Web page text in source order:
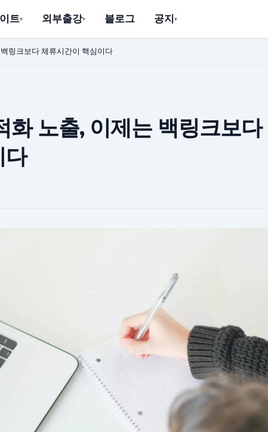
트 외부출강 블로그 공지
링크보다 체류시간이 핵심이다
화 노출, 이제는 백링크보다
다